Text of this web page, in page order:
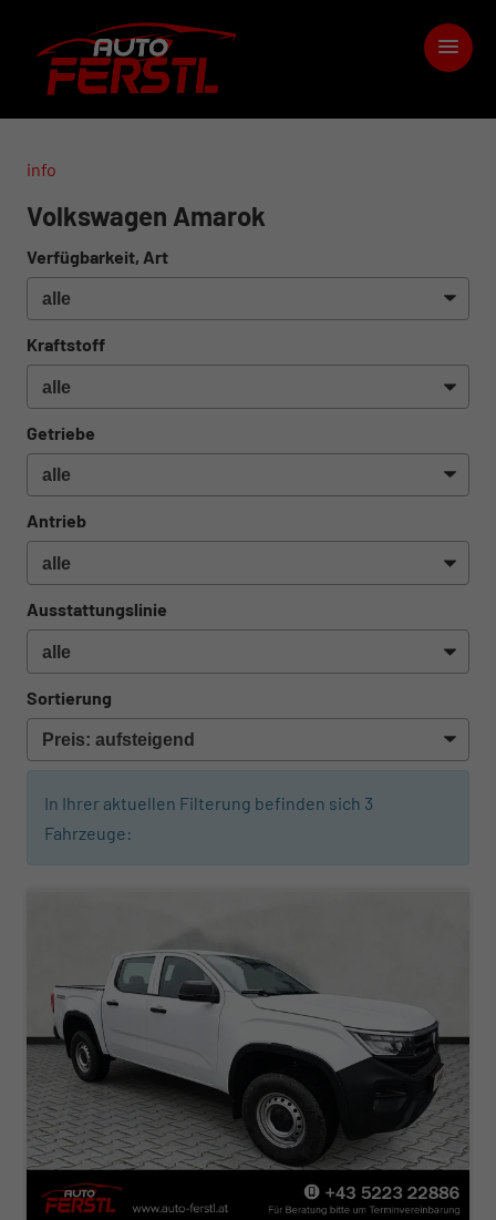
info
Volkswagen Amarok
Verfügbarkeit, Art
Kraftstoff
Getriebe
Antrieb
Ausstattungslinie
Sortierung
In Ihrer aktuellen Filterung befinden sich 3
Fahrzeuge: